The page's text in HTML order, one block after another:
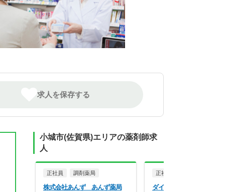
求人を保存する
小城市(佐賀県)エリアの薬剤師求
人
正社員 調剤薬局
株式会社あんず あんず薬局
正社員
ダイレックス株式会社